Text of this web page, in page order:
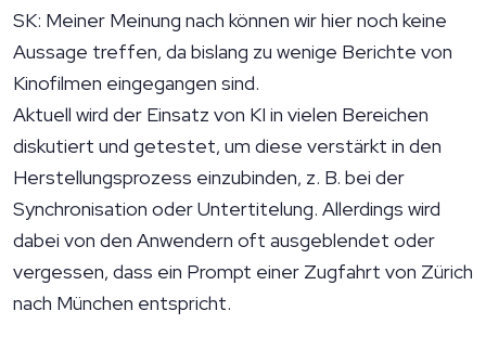
SK: Meiner Meinung nach können wir hier noch keine
Aussage treffen, da bislang zu wenige Berichte von
Kinofilmen eingegangen sind.
Aktuell wird der Einsatz von KI in vielen Bereichen
diskutiert und getestet, um diese verstärkt in den
Herstellungsprozess einzubinden, z. B. bei der
Synchronisation oder Untertitelung. Allerdings wird
dabei von den Anwendern oft ausgeblendet oder
vergessen, dass ein Prompt einer Zugfahrt von Zürich
nach München entspricht.